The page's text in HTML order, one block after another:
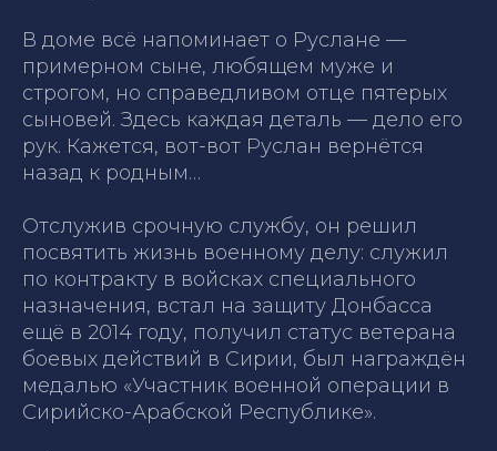
В доме всё напоминает о Руслане —
примерном сыне, любящем муже и
строгом, но справедливом отце пятерых
сыновей. Здесь каждая деталь — дело его
рук. Кажется, вот-вот Руслан вернётся
назад к родным…
Отслужив срочную службу, он решил
посвятить жизнь военному делу: служил
по контракту в войсках специального
назначения, встал на защиту Донбасса
ещё в 2014 году, получил статус ветерана
боевых действий в Сирии, был награждён
медалью «Участник военной операции в
Сирийско-Арабской Республике».